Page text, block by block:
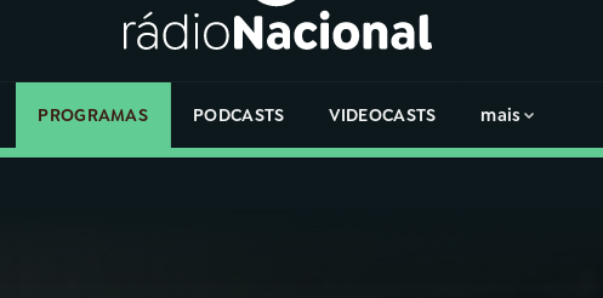
PROGRAMAS PODCASTS VIDEOCASTS mais